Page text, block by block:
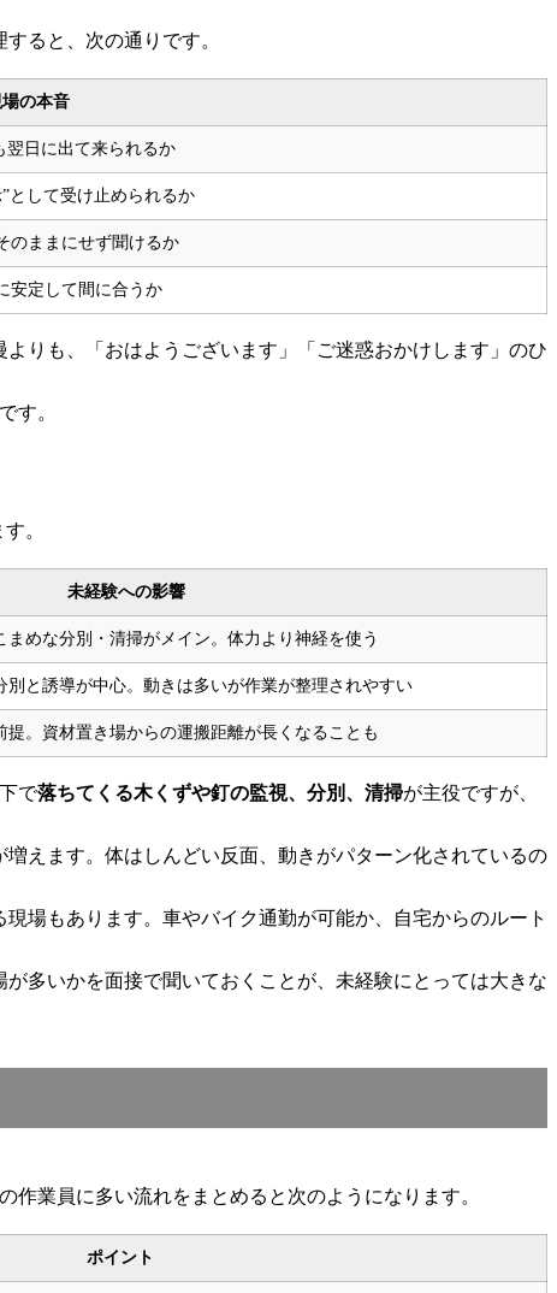
ると、次の通りです。
の本音
翌日に出て来られるか
として受け止められるか
のままにせず聞けるか
安定して間に合うか
よりも、「おはようございます」「ご迷惑おかけします」のひ
す。
。
未経験への影響
まめな分別・清掃がメイン。体力より神経を使う
別と誘導が中心。動きは多いが作業が整理されやすい
提。資材置き場からの運搬距離が長くなることも
で落ちてくる木くずや釘の監視、分別、清掃が主役ですが、
増えます。体はしんどい反面、動きがパターン化されているの
現場もあります。車やバイク通勤が可能か、自宅からのルート
多いかを面接で聞いておくことが、未経験にとっては大きな
業員に多い流れをまとめると次のようになります。
ポイント